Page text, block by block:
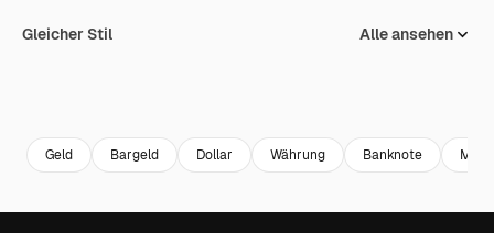
Gleicher Stil Alle ansehen
Geld Bargeld Dollar Währung Banknote